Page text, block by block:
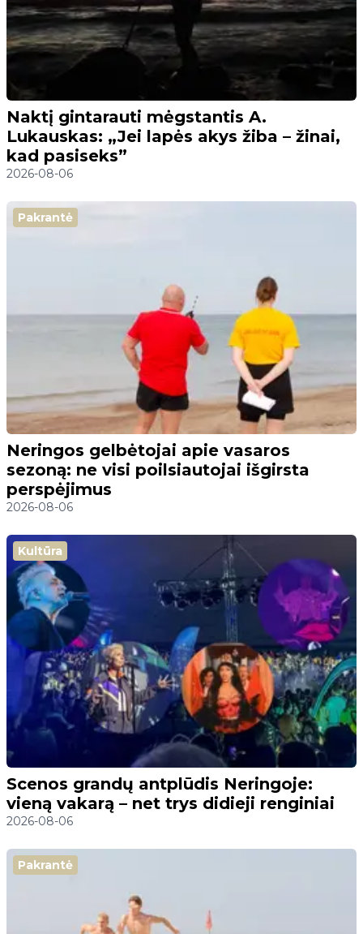
Naktį gintarauti mėgstantis A.
Lukauskas: „Jei lapės akys žiba – žinai,
kad pasiseks”
2026-08-06
Pakrantė
Neringos gelbėtojai apie vasaros
sezoną: ne visi poilsiautojai išgirsta
perspėjimus
2026-08-06
Kultūra
Scenos grandų antplūdis Neringoje:
vieną vakarą – net trys didieji renginiai
2026-08-06
Pakrantė